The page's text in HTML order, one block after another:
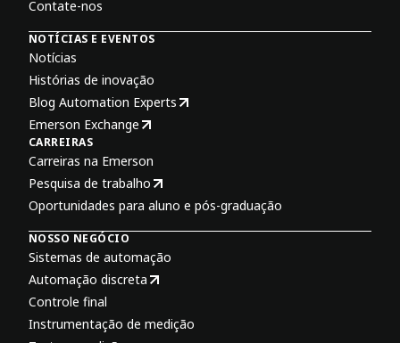
Contate-nos
NOTÍCIAS E EVENTOS
Notícias
Histórias de inovação
Blog Automation Experts
Emerson Exchange
CARREIRAS
Carreiras na Emerson
Pesquisa de trabalho
Oportunidades para aluno e pós-graduação
NOSSO NEGÓCIO
Sistemas de automação
Automação discreta
Controle final
Instrumentação de medição